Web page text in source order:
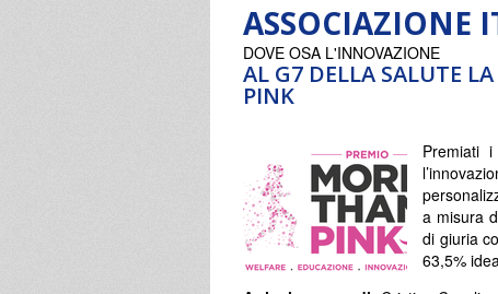
ASSOCIAZIONE
AL G7 DELLA SALUTE
PINK
DOVE OSA L'INNOVAZIONE
Premiati
a misura
di giuria
63,5%